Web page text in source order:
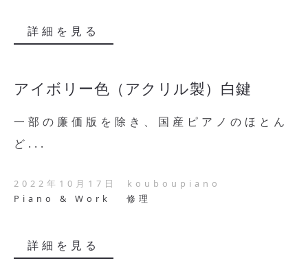
詳細を見る
アイボリー色（アクリル製）白鍵
一部の廉価版を除き、国産ピアノのほとん
ど...
2022年10月17日
kouboupiano
Piano & Work
修理
詳細を見る